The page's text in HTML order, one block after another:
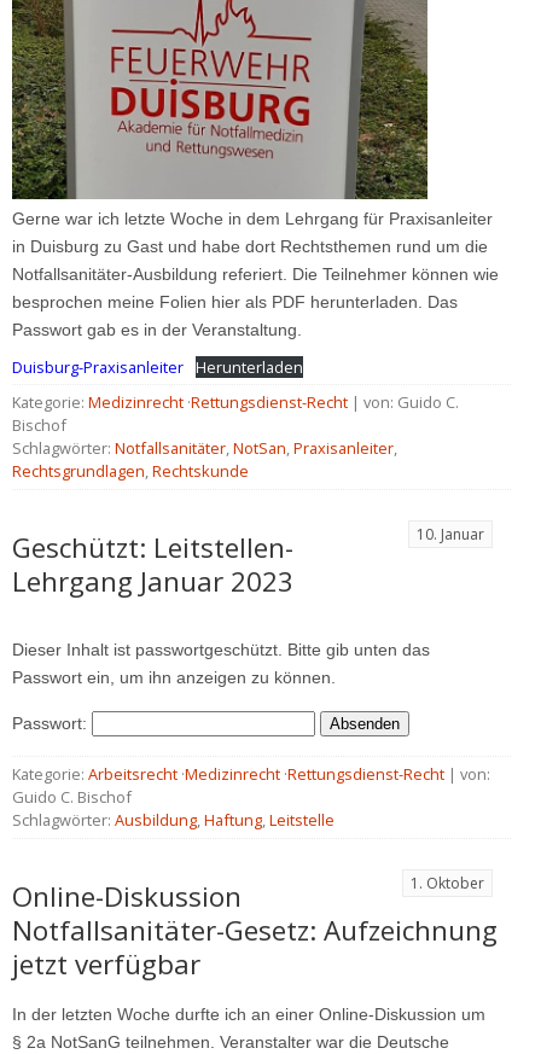
Gerne war ich letzte Woche in dem Lehrgang für Praxisanleiter
in Duisburg zu Gast und habe dort Rechtsthemen rund um die
Notfallsanitäter-Ausbildung referiert. Die Teilnehmer können wie
besprochen meine Folien hier als PDF herunterladen. Das
Passwort gab es in der Veranstaltung.
Duisburg-Praxisanleiter Herunterladen
Kategorie: Medizinrecht ·Rettungsdienst-Recht | von: Guido C.
Bischof
Schlagwörter: Notfallsanitäter,NotSan,Praxisanleiter,
Rechtsgrundlagen,Rechtskunde
10. Januar
Geschützt: Leitstellen-
Lehrgang Januar 2023
Dieser Inhalt ist passwortgeschützt. Bitte gib unten das
Passwort ein, um ihn anzeigen zu können.
Passwort:
Kategorie: Arbeitsrecht ·Medizinrecht ·Rettungsdienst-Recht | von:
Guido C. Bischof
Schlagwörter: Ausbildung,Haftung,Leitstelle
1. Oktober
Online-Diskussion
Notfallsanitäter-Gesetz: Aufzeichnung
jetzt verfügbar
In der letzten Woche durfte ich an einer Online-Diskussion um
§ 2a NotSanG teilnehmen. Veranstalter war die Deutsche